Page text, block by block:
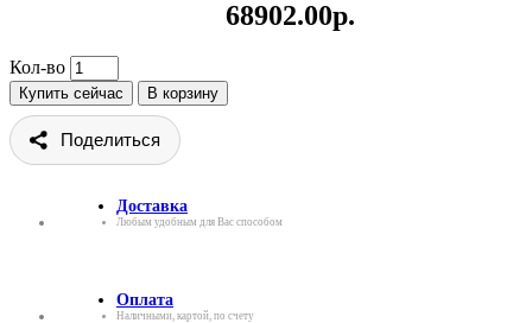
68902.00р.
Кол-во
Купить сейчас В корзину
Поделиться
Доставка
Любым удобным для Вас способом
Оплата
Наличными, картой, по счету